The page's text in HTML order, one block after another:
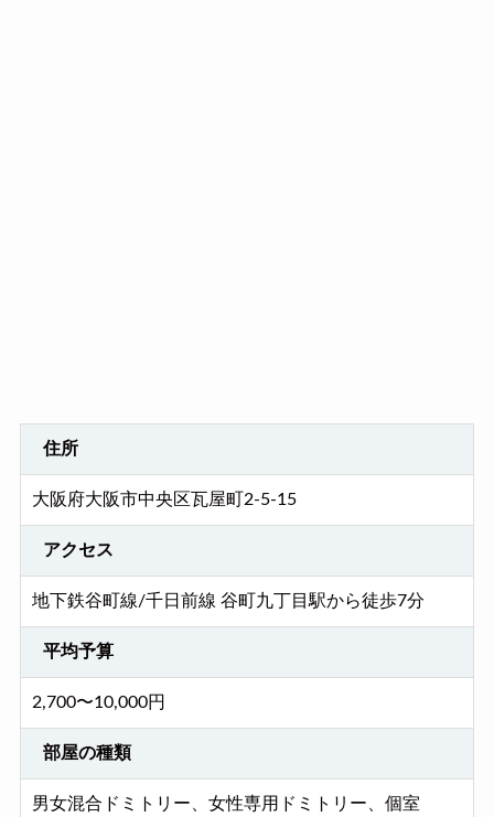
住所
大阪府大阪市中央区瓦屋町2-5-15
アクセス
地下鉄谷町線/千日前線 谷町九丁目駅から徒歩7分
平均予算
2,700〜10,000円
部屋の種類
男女混合ドミトリー、女性専用ドミトリー、個室